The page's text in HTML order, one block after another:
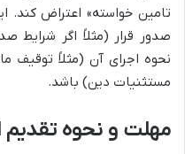
تامین خواسته» اعتراض
صدور قرار (مثلاً اگر شرایط
نحوه اجرای آن (مثلاً توقیف
مستثنیات دین) باشد.
مهلت و نحوه تقدیم